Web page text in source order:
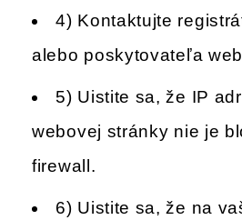
4) Kontaktujte
alebo poskytovateľa
5) Uistite sa, že IP
webovej stránky nie je
firewall.
6) Uistite sa, že na